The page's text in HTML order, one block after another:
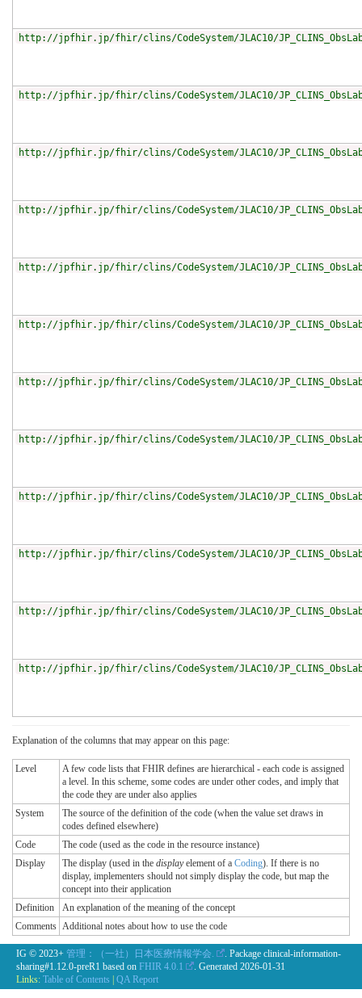
http://jpfhir.jp/fhir/clins/CodeSystem/JLAC10/
http://jpfhir.jp/fhir/clins/CodeSystem/JLAC10/
http://jpfhir.jp/fhir/clins/CodeSystem/JLAC10/
http://jpfhir.jp/fhir/clins/CodeSystem/JLAC10/
http://jpfhir.jp/fhir/clins/CodeSystem/JLAC10/
http://jpfhir.jp/fhir/clins/CodeSystem/JLAC10/
http://jpfhir.jp/fhir/clins/CodeSystem/JLAC10/
http://jpfhir.jp/fhir/clins/CodeSystem/JLAC10/
http://jpfhir.jp/fhir/clins/CodeSystem/JLAC10/
http://jpfhir.jp/fhir/clins/CodeSystem/JLAC10/
http://jpfhir.jp/fhir/clins/CodeSystem/JLAC10/
http://jpfhir.jp/fhir/clins/CodeSystem/JLAC10/
Explanation of the columns that may appear on this page:
Level
A few code lists that FHIR defines are hierarchical - each code is assigned
a level. In this scheme, some codes are under other codes, and imply that
the code they are under also applies
System
The source of the definition of the code (when the value set draws in
codes defined elsewhere)
Code
The code (used as the code in the resource instance)
Display
The display (used in the displayelement of a Coding). If there is no
display, implementers should not simply display the code, but map the
concept into their application
Definition
An explanation of the meaning of the concept
Comments Additional notes about how to use the code
IG © 2023+ 管理：（一社）日本医療情報学会.
. Package clinical-information-
sharing#1.12.0-preR1 based on FHIR 4.0.1 . Generated 2026-01-31
Links: Table of Contents QA Report